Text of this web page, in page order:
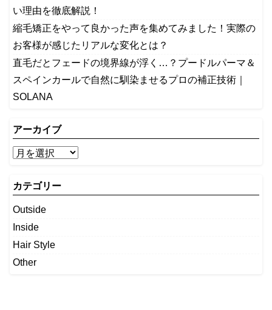
い理由を徹底解説！
縮毛矯正をやって良かった声を集めてみました！実際の
お客様が感じたリアルな変化とは？
​直毛だとフェードの境界線が浮く…？プードルパーマ＆
スペインカールで自然に馴染ませるプロの補正技術｜
SOLANA
アーカイブ
カテゴリー
Outside
Inside
Hair Style
Other